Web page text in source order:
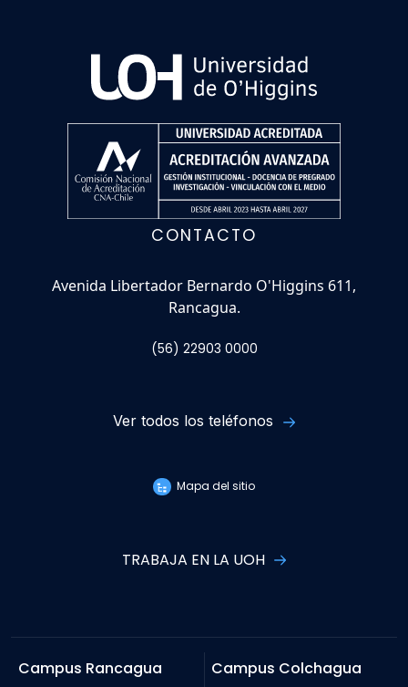
CONTACTO
Avenida Libertador Bernardo O'Higgins 611,
Rancagua.
(56) 22903 0000
Ver todos los teléfonos
Mapa del sitio
TRABAJA EN LA UOH
Campus Rancagua
Campus Colchagua